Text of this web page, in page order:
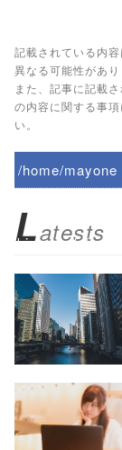
記載されている内
異なる可能性があり
また、記事に記載
の内容に関する事
い。
/home/mayone
biz.jp/public_ht
ml/wp-
content/themes
/tapbiz_theme/
parts/sns-
buttons.php on
Latests